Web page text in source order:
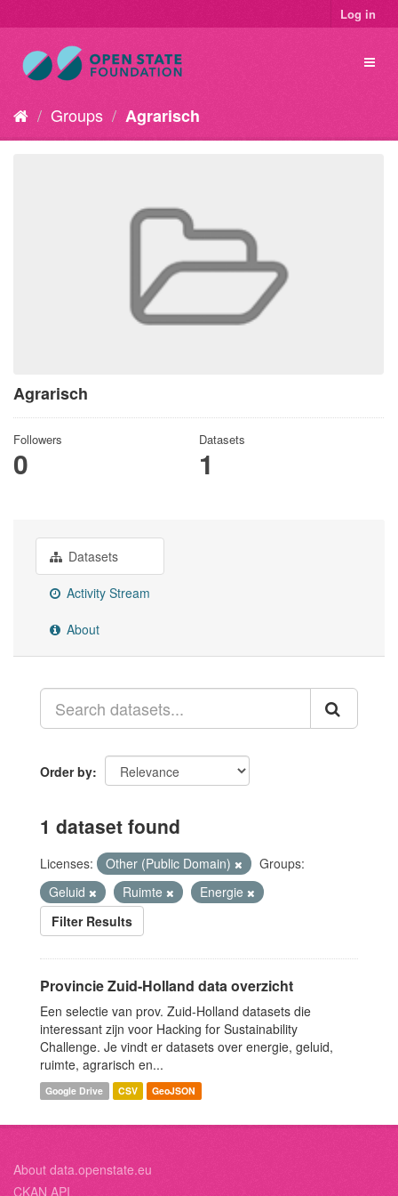
Log in
Groups Agrarisch
Agrarisch
Followers
0
Datasets
1
Datasets
Activity Stream
About
Order by
1 dataset found
Licenses: Other (Public Domain)
Groups:
Geluid
Ruimte
Energie
Filter Results
Provincie Zuid-Holland data overzicht
Een selectie van prov. Zuid-Holland datasets die
interessant zijn voor Hacking for Sustainability
Challenge. Je vindt er datasets over energie, geluid,
ruimte, agrarisch en...
Google Drive CSV GeoJSON
About data.openstate.eu
CKAN API